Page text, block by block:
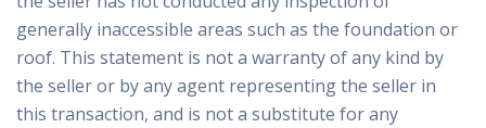
generally inaccessible areas such as the foundation or
roof. This statement is not a warranty of any kind by
the seller or by any agent representing the seller in
this transaction, and is not a substitute for any